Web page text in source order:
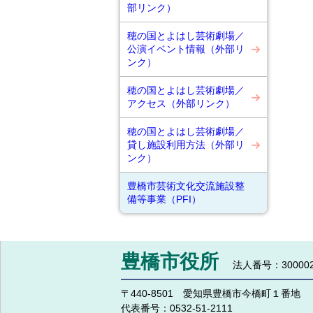
部リンク）
穂の国とよはし芸術劇場／
公演イベント情報（外部リ
ンク）
穂の国とよはし芸術劇場／
アクセス（外部リンク）
穂の国とよはし芸術劇場／
貸し施設利用方法（外部リ
ンク）
豊橋市芸術文化交流施設整
備等事業（PFI）
豊橋市役所 法人番号：
〒440-8501 愛知県豊橋市今橋町１番地
代表番号： 0532-51-2111